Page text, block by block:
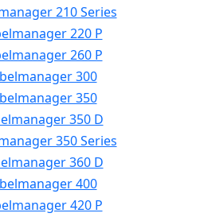
210 Series
220 P
260 P
300
350
350 D
350 Series
360 D
400
420 P